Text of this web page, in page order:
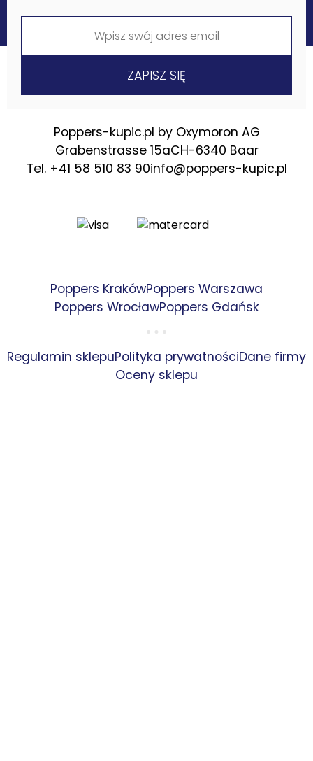
Poppers-kupic.pl by Oxymoron AG
Grabenstrasse 15aCH-6340 Baar
Tel. +41 58 510 83 90info@poppers-kupic.pl
Poppers KrakówPoppers Warszawa
Poppers WrocławPoppers Gdańsk
Regulamin sklepuPolityka prywatnościDane firmy
Oceny sklepu